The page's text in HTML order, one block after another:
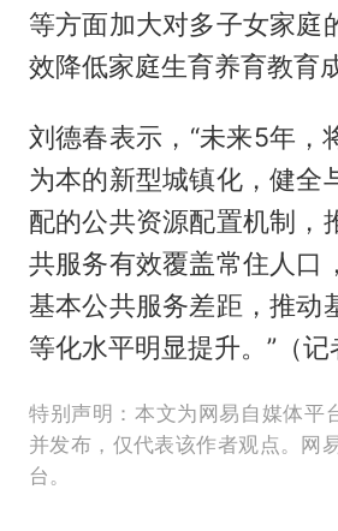
等方面加大对多子女家庭
效降低家庭生育养育教育
刘德春表示，“未来5年，
为本的新型城镇化，健全
配的公共资源配置机制，
共服务有效覆盖常住人口
基本公共服务差距，推动
等化水平明显提升。”（记
特别声明：本文为网易自媒体平
并发布，仅代表该作者观点。网
台。